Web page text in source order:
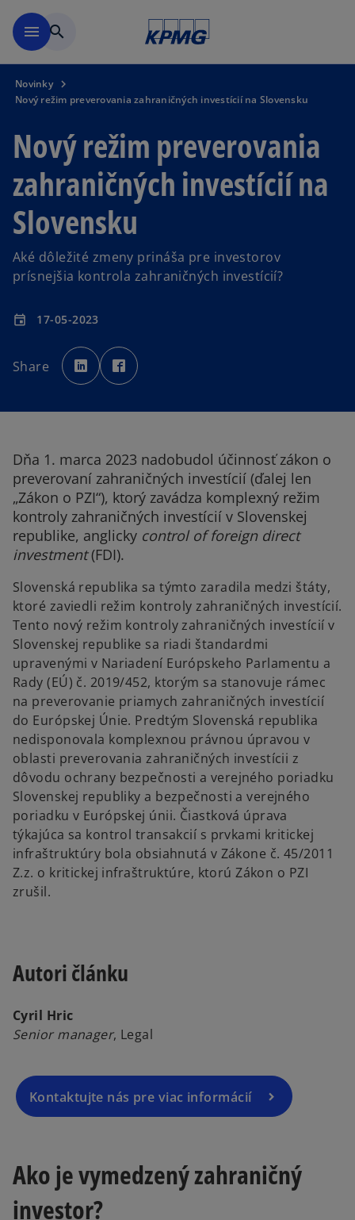
menu search
Novinky
Nový režim preverovania zahraničných investícií na Slovensku
Nový režim preverovania
zahraničných investícií na
Slovensku
Aké dôležité zmeny prináša pre investorov
prísnejšia kontrola zahraničných investícií?
event 17-05-2023
Share
o
p
e
n
t
a
b
p
e
a
b
Dňa 1. marca 2023 nadobudol účinnosť zákon o
preverovaní zahraničných investícií (ďalej len
„Zákon o PZI“), ktorý zavádza komplexný režim
kontroly zahraničných investícií v Slovenskej
republike, anglicky control of foreign direct
investment(FDI).
Slovenská republika sa týmto zaradila medzi štáty,
ktoré zaviedli režim kontroly zahraničných investícií.
Tento nový režim kontroly zahraničných investícií v
Slovenskej republike sa riadi štandardmi
upravenými v Nariadení Európskeho Parlamentu a
Rady (EÚ) č. 2019/452, ktorým sa stanovuje rámec
na preverovanie priamych zahraničných investícií
do Európskej Únie. Predtým Slovenská republika
nedisponovala komplexnou právnou úpravou v
oblasti preverovania zahraničných investícii z
dôvodu ochrany bezpečnosti a verejného poriadku
Slovenskej republiky a bezpečnosti a verejného
poriadku v Európskej únii. Čiastková úprava
týkajúca sa kontrol transakcií s prvkami kritickej
infraštruktúry bola obsiahnutá v Zákone č. 45/2011
Z.z. o kritickej infraštruktúre, ktorú Zákon o PZI
zrušil.
Autori článku
Cyril Hric
Senior manager, Legal
Kontaktujte nás pre viac informácií
Ako je vymedzený zahraničný
investor?